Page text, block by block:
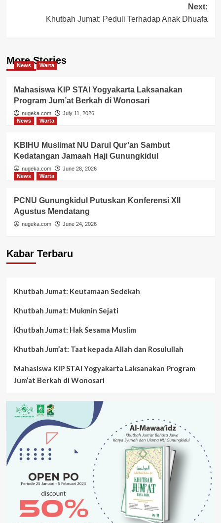
Next:
Khutbah Jumat: Peduli Terhadap Anak Dhuafa
More Stories
News Warta
Mahasiswa KIP STAI Yogyakarta Laksanakan
Program Jum’at Berkah di Wonosari
nugeka.com
July 11, 2026
News
Warta
KBIHU Muslimat NU Darul Qur’an Sambut
Kedatangan Jamaah Haji Gunungkidul
nugeka.com
June 28, 2026
News
Warta
PCNU Gunungkidul Putuskan Konferensi XII
Agustus Mendatang
nugeka.com June 24, 2026
Kabar Terbaru
Khutbah Jumat: Keutamaan Sedekah
Khutbah Jumat: Mukmin Sejati
Khutbah Jumat: Hak Sesama Muslim
Khutbah Jum’at: Taat kepada Allah dan Rosulullah
Mahasiswa KIP STAI Yogyakarta Laksanakan Program
Jum’at Berkah di Wonosari